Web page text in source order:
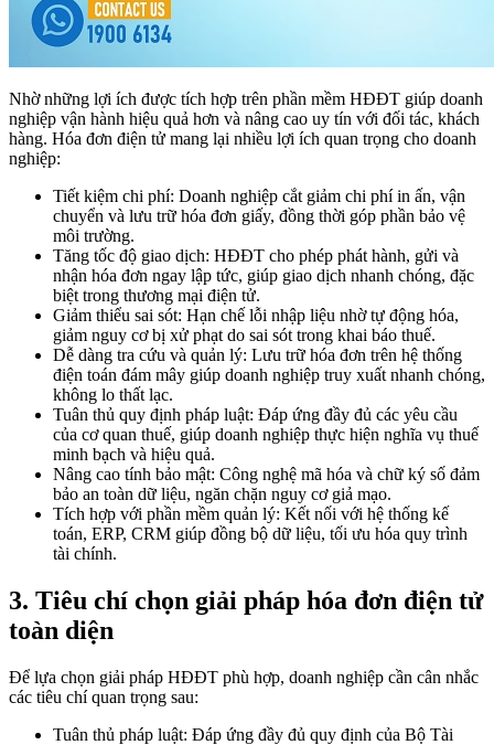
Nhờ những lợi ích được tích hợp trên phần mềm HĐĐT giúp doanh
nghiệp vận hành hiệu quả hơn và nâng cao uy tín với đối tác, khách
hàng. Hóa đơn điện tử mang lại nhiều lợi ích quan trọng cho doanh
nghiệp:
Tiết kiệm chi phí: Doanh nghiệp cắt giảm chi phí in ấn, vận
chuyển và lưu trữ hóa đơn giấy, đồng thời góp phần bảo vệ
môi trường.
Tăng tốc độ giao dịch: HĐĐT cho phép phát hành, gửi và
nhận hóa đơn ngay lập tức, giúp giao dịch nhanh chóng, đặc
biệt trong thương mại điện tử.
Giảm thiểu sai sót: Hạn chế lỗi nhập liệu nhờ tự động hóa,
giảm nguy cơ bị xử phạt do sai sót trong khai báo thuế.
Dễ dàng tra cứu và quản lý: Lưu trữ hóa đơn trên hệ thống
điện toán đám mây giúp doanh nghiệp truy xuất nhanh chóng,
không lo thất lạc.
Tuân thủ quy định pháp luật: Đáp ứng đầy đủ các yêu cầu
của cơ quan thuế, giúp doanh nghiệp thực hiện nghĩa vụ thuế
minh bạch và hiệu quả.
Nâng cao tính bảo mật: Công nghệ mã hóa và chữ ký số đảm
bảo an toàn dữ liệu, ngăn chặn nguy cơ giả mạo.
Tích hợp với phần mềm quản lý: Kết nối với hệ thống kế
toán, ERP, CRM giúp đồng bộ dữ liệu, tối ưu hóa quy trình
tài chính.
3. Tiêu chí chọn giải pháp hóa đơn điện tử
toàn diện
Để lựa chọn giải pháp HĐĐT phù hợp, doanh nghiệp cần cân nhắc
các tiêu chí quan trọng sau:
Tuân thủ pháp luật: Đáp ứng đầy đủ quy định của Bộ Tài